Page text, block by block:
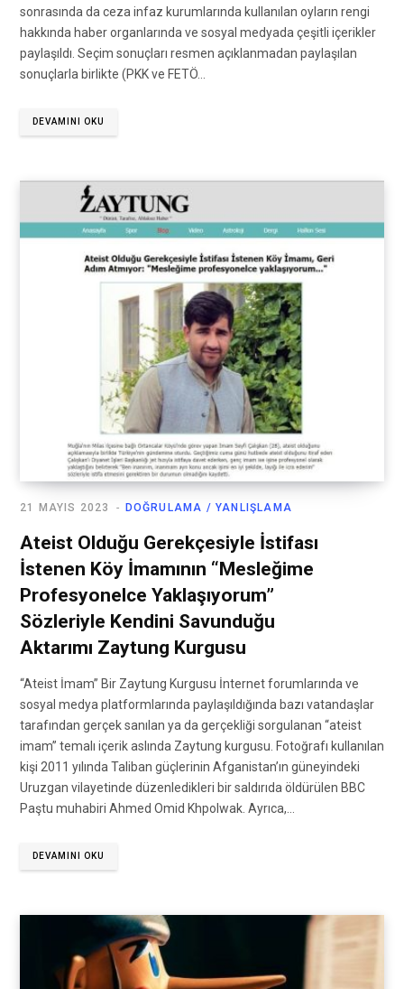
sonrasında da ceza infaz kurumlarında kullanılan oyların rengi
hakkında haber organlarında ve sosyal medyada çeşitli içerikler
paylaşıldı. Seçim sonuçları resmen açıklanmadan paylaşılan
sonuçlarla birlikte (PKK ve FETÖ…
DEVAMINI OKU
DOĞRULAMA / YANLIŞLAMA
21 MAYIS 2023
Ateist Olduğu Gerekçesiyle İstifası
İstenen Köy İmamının “Mesleğime
Profesyonelce Yaklaşıyorum”
Sözleriyle Kendini Savunduğu
Aktarımı Zaytung Kurgusu
“Ateist İmam” Bir Zaytung Kurgusu İnternet forumlarında ve
sosyal medya platformlarında paylaşıldığında bazı vatandaşlar
tarafından gerçek sanılan ya da gerçekliği sorgulanan “ateist
imam” temalı içerik aslında Zaytung kurgusu. Fotoğrafı kullanılan
kişi 2011 yılında Taliban güçlerinin Afganistan’ın güneyindeki
Uruzgan vilayetinde düzenledikleri bir saldırıda öldürülen BBC
Paştu muhabiri Ahmed Omid Khpolwak. Ayrıca,…
DEVAMINI OKU